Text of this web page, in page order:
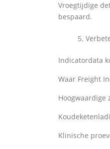
Vroegtijdige
bespaard.
Indicatordata
Waar Freight
Hoogwaardige
Klinische